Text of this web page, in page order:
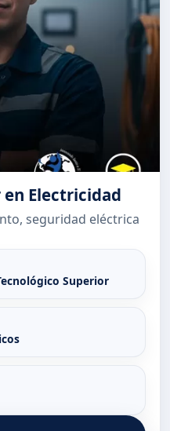
Electricidad
seguridad eléctrica
Superior